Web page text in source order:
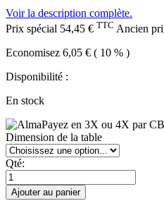
Voir la description complète.
Prix spécial 54,45 € TTC Ancien
Economisez 6,05 € ( 10 % )
Disponibilité :
En stock
Payez en 3X ou 4X par
Dimension de la table
Qté:
Ajouter au panier